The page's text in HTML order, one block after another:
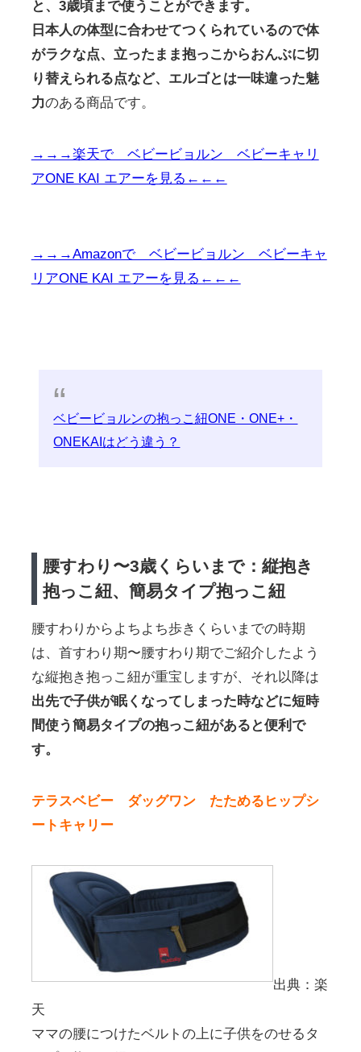
と、3歳頃まで使うことができます。
日本人の体型に合わせてつくられているので体
がラクな点、立ったまま抱っこからおんぶに切
り替えられる点など、エルゴとは一味違った魅
力のある商品です。
→→→楽天で ベビービョルン ベビーキャリ
アONE KAI エアーを見る←←←
→→→Amazonで ベビービョルン ベビーキャ
リアONE KAI エアーを見る←←←
ベビービョルンの抱っこ紐ONE・ONE+・
ONEKAIはどう違う？
腰すわり〜3歳くらいまで：縦抱き
抱っこ紐、簡易タイプ抱っこ紐
腰すわりからよちよち歩きくらいまでの時期
は、首すわり期〜腰すわり期でご紹介したよう
な縦抱き抱っこ紐が重宝しますが、それ以降は
出先で子供が眠くなってしまった時などに短時
間使う簡易タイプの抱っこ紐があると便利で
す。
テラスベビー ダッグワン たためるヒップシ
ートキャリー
出典：楽
天
ママの腰につけたベルトの上に子供をのせるタ